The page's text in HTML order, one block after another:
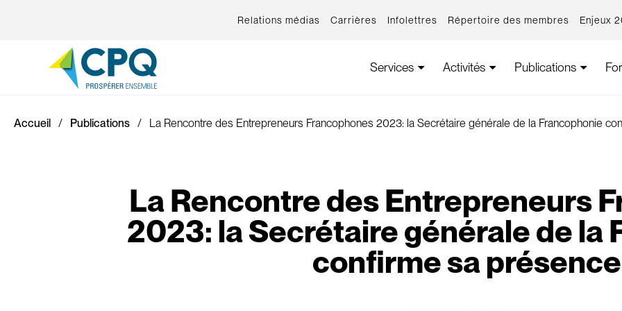
Relations médias Carrières Infolettres Répertoire des membres Enjeux
Services Activités Publications
Accueil Publications La Rencontre des Entrepreneurs Francophones 2023: la Secrétaire générale de la Francophonie
La Rencontre des Entrepreneurs
2023: la Secrétaire générale de la
confirme sa présence